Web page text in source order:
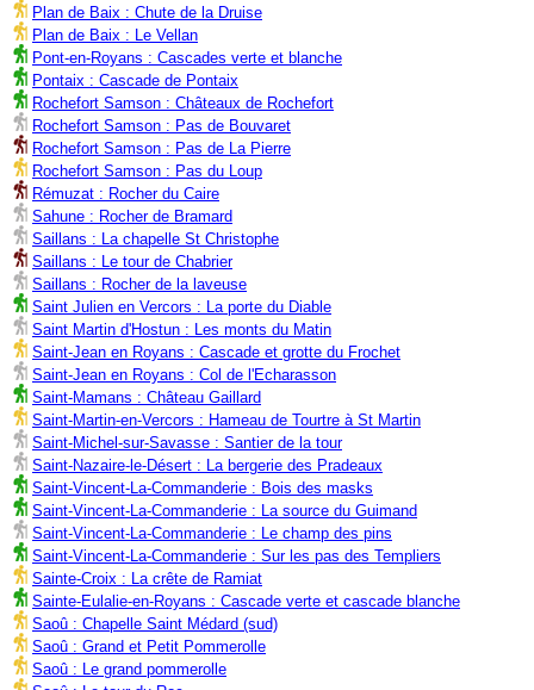
Plan de Baix : Chute de la Druise
Plan de Baix : Le Vellan
Pont-en-Royans : Cascades verte et blanche
Pontaix : Cascade de Pontaix
Rochefort Samson : Châteaux de Rochefort
Rochefort Samson : Pas de Bouvaret
Rochefort Samson : Pas de La Pierre
Rochefort Samson : Pas du Loup
Rémuzat : Rocher du Caire
Sahune : Rocher de Bramard
Saillans : La chapelle St Christophe
Saillans : Le tour de Chabrier
Saillans : Rocher de la laveuse
Saint Julien en Vercors : La porte du Diable
Saint Martin d'Hostun : Les monts du Matin
Saint-Jean en Royans : Cascade et grotte du Frochet
Saint-Jean en Royans : Col de l'Echarasson
Saint-Mamans : Château Gaillard
Saint-Martin-en-Vercors : Hameau de Tourtre à St Martin
Saint-Michel-sur-Savasse : Santier de la tour
Saint-Nazaire-le-Désert : La bergerie des Pradeaux
Saint-Vincent-La-Commanderie : Bois des masks
Saint-Vincent-La-Commanderie : La source du Guimand
Saint-Vincent-La-Commanderie : Le champ des pins
Saint-Vincent-La-Commanderie : Sur les pas des Templiers
Sainte-Croix : La crête de Ramiat
Sainte-Eulalie-en-Royans : Cascade verte et cascade blanche
Saoû : Chapelle Saint Médard (sud)
Saoû : Grand et Petit Pommerolle
Saoû : Le grand pommerolle